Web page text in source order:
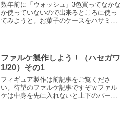
数年前に「ウォッシュ」3色買ってなかな
か使っていないので出来るところに使っ
てみようと。お菓子のケースをハサミで
って、その後にアクリルふ...
ファルケ製作しよう！（ハセガワ
1/20）その1
フィギュア製作は前記事をご覧くださ
い。待望のファルケ記事ですぞｗファル
ケは中身を先に入れないと上下のパーツ